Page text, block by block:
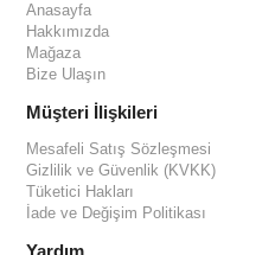
Anasayfa
Hakkımızda
Mağaza
Bize Ulaşın
Müşteri İlişkileri
Mesafeli Satış Sözleşmesi
Gizlilik ve Güvenlik (KVKK)
Tüketici Hakları
İade ve Değişim Politikası
Yardım